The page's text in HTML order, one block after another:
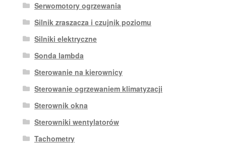
Serwomotory ogrzewania
Silnik zraszacza i czujnik poziomu
Silniki elektryczne
Sonda lambda
Sterowanie na kierownicy
Sterowanie ogrzewaniem klimatyzacji
Sterownik okna
Sterowniki wentylatorów
Tachometry